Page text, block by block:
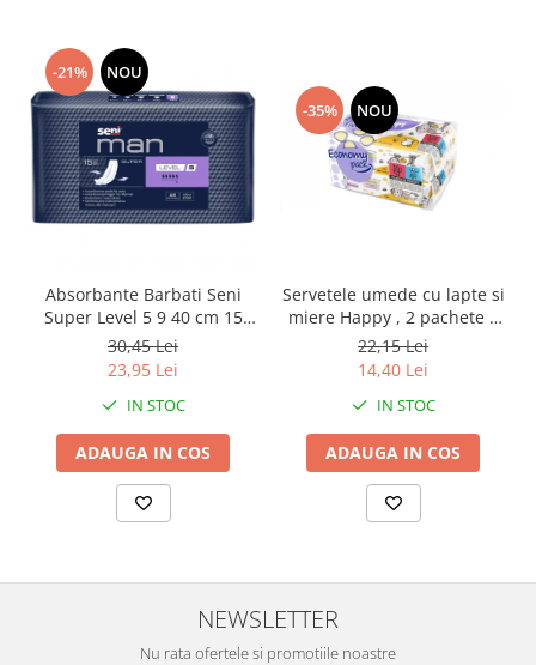
-21% NOU
Absorbante Barbati Seni
Super Level 5 9 40 cm 15
Bucati
30,45 Lei
23,95 Lei
IN STOC
ADAUGA IN COS
-35% NOU
Servetele umede cu lapte si
miere Happy , 2 pachete x
64 bucati, 128 bucati
22,15 Lei
14,40 Lei
IN STOC
ADAUGA IN COS
NEWSLETTER
Nu rata ofertele si promotiile noastre